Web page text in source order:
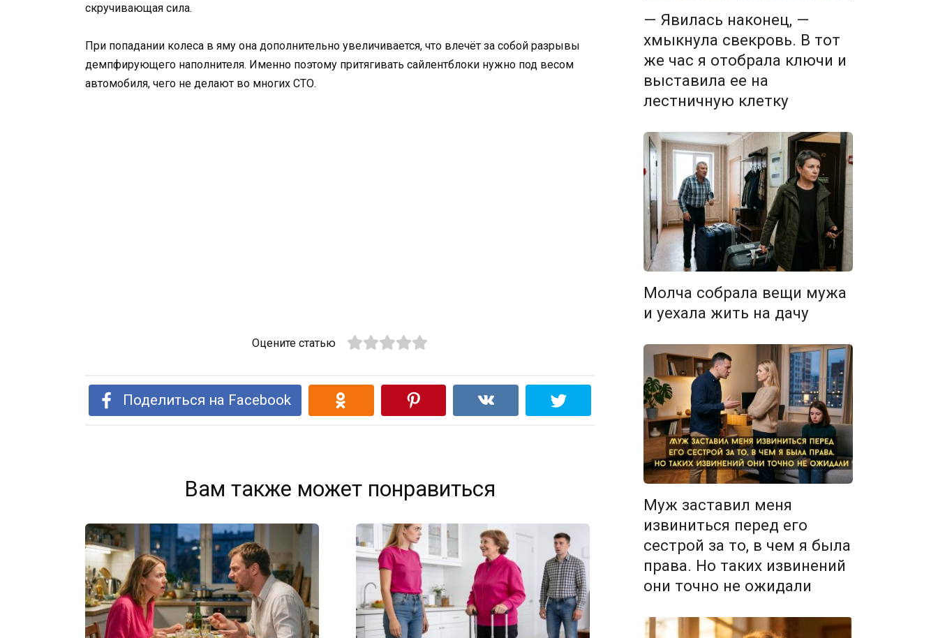
скручивающая сила.
При попадании колеса в яму она дополнительно увеличивается, что влечёт за собой разрывы
демпфирующего наполнителя. Именно поэтому притягивать сайлентблоки нужно под весом
автомобиля, чего не делают во многих СТО.
Оцените статью
Поделиться на Facebook
Вам также может понравиться
— Явилась наконец, —
хмыкнула свекровь. В тот
же час я отобрала ключи и
выставила ее на
лестничную клетку
Молча собрала вещи мужа
и уехала жить на дачу
Муж заставил меня
извиниться перед его
сестрой за то, в чем я была
права. Но таких извинений
они точно не ожидали